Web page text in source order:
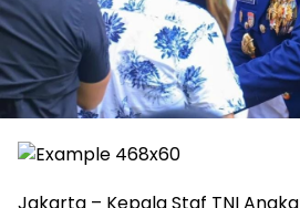
Jakarta – Kepala Staf TNI